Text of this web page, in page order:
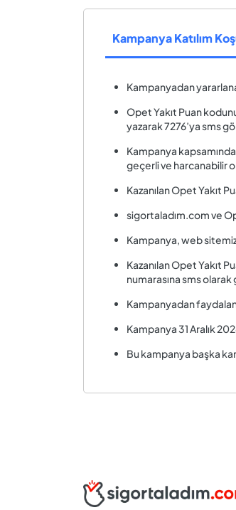
Kampanya Katılım
Kampanyadan
Opet Yakıt Puan
yazarak 7276’ya sms
Kampanya
geçerli ve harcanabilir
Kazanılan Opet Yakıt
sigortaladım.com ve
Kampanya, web
Kazanılan Opet Yakıt
numarasına sms
Kampanyadan
Kampanya 31 Aralık
Bu kampanya başka